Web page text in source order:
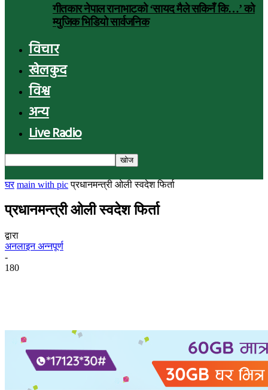
गीतकार नेपाल रानाभाटको ‘सायद मैले सकिनँ कि…’ को
म्युजिक भिडियो सार्वजनिक
विचार
खेलकुद
विश्व
अन्य
Live Radio
घर main with pic प्रधानमन्त्री ओली स्वदेश फिर्ता
प्रधानमन्त्री ओली स्वदेश फिर्ता
द्वारा
अनलाइन अन्नपूर्ण
-
180